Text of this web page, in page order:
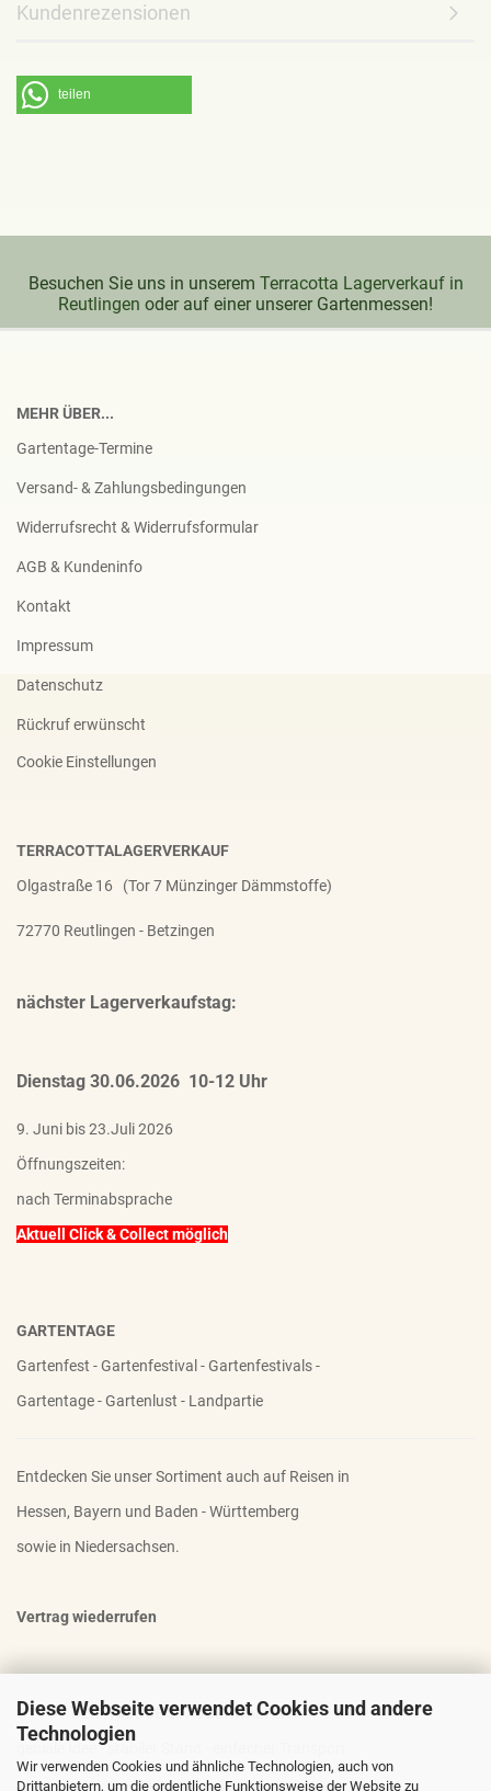
Diese Webseite verwendet Cookies und andere
Technologien
Wir verwenden Cookies und ähnliche Technologien, auch von
Drittanbietern, um die ordentliche Funktionsweise der Website zu
Kundenrezensionen
teilen
Besuchen Sie uns in unserem Terracotta Lagerverkauf in
Reutlingen oder auf einer unserer Gartenmessen!
MEHR ÜBER...
Gartentage-Termine
Versand- & Zahlungsbedingungen
Widerrufsrecht & Widerrufsformular
AGB & Kundeninfo
Kontakt
Impressum
Datenschutz
Rückruf erwünscht
Cookie Einstellungen
TERRACOTTALAGERVERKAUF
Olgastraße 16 (Tor 7 Münzinger Dämmstoffe)
72770 Reutlingen - Betzingen
nächster Lagerverkaufstag:
Dienstag 30.06.2026 10-12 Uhr
9. Juni bis 23.Juli 2026
Öffnungszeiten:
nach Terminabsprache
Aktuell Click & Collect möglich
GARTENTAGE
Gartenfest - Gartenfestival - Gartenfestivals -
Gartentage - Gartenlust - Landpartie
Entdecken Sie unser Sortiment auch auf Reisen in
Hessen, Bayern und Baden - Württemberg
sowie in Niedersachsen.
Vertrag wiederrufen
OTTO - DER FAMOSE STAUDENHALTER
geniale Idee - stabiler Stand - einfacher Transport